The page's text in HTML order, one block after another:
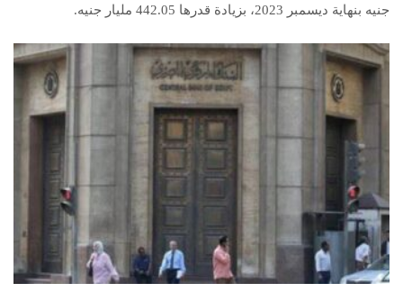
جنيه بنهاية ديسمبر 2023، بزيادة قدرها 442.05 مليار جنيه.